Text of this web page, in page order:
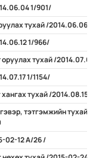
1/901/
тухай /2014.06.06
1/966/
тухай /2014.07.07
1/1154/
тухай /2014.08.15
тэтгэмжийн тухай
02-12 А/26 /